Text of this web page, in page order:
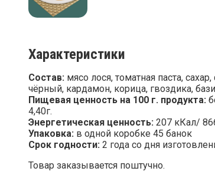
Характеристики
Состав: мясо лося, томатная паста,
чёрный, кардамон, корица, гвоздика,
Пищевая ценность на 100 г. продукта:
4,40г.
Энергетическая ценность: 207 кКал/
Упаковка: в одной коробке 45 банок
Срок годности: 2 года со дня
Товар заказывается поштучно.